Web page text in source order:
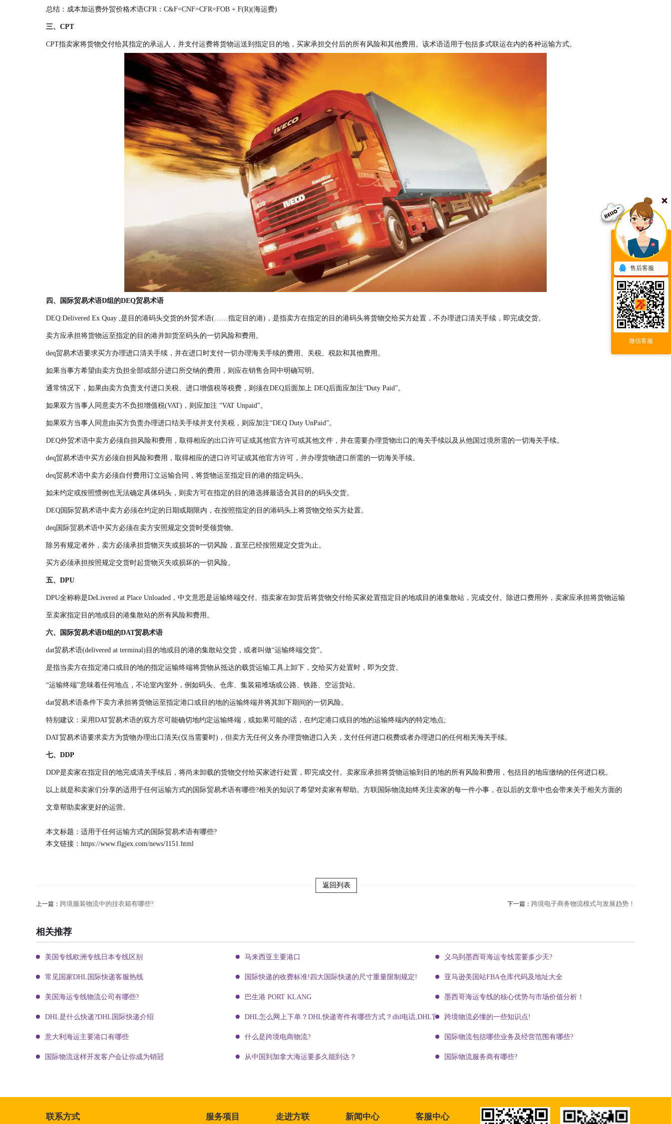
总结：成本加运费外贸价格术语CFR：C&F=CNF=CFR=FOB + F(R)(海运费)
三、CPT
CPT指卖家将货物交付给其指定的承运人，并支付运费将货物运送到指定目的地，买家承担交付后的所有风险和其他费用。该术语适用于包括多式联运在内的各种运输方式。
四、国际贸易术语D组的DEQ贸易术语
DEQ:Delivered Ex Quay ,是目的港码头交货的外贸术语(……指定目的港)，是指卖方在指定的目的港码头将货物交给买方处置，不办理进口清关手续，即完成交货。
卖方应承担将货物运至指定的目的港并卸货至码头的一切风险和费用。
deq贸易术语要求买方办理进口清关手续，并在进口时支付一切办理海关手续的费用、关税、税款和其他费用。
如果当事方希望由卖方负担全部或部分进口所交纳的费用，则应在销售合同中明确写明。
通常情况下，如果由卖方负责支付进口关税、进口增值税等税费，则须在DEQ后面加上 DEQ后面应加注“Duty Paid”。
如果双方当事人同意卖方不负担增值税(VAT)，则应加注 “VAT Unpaid”。
如果双方当事人同意由买方负责办理进口结关手续并支付关税，则应加注“DEQ Duty UnPaid”。
DEQ外贸术语中卖方必须自担风险和费用，取得相应的出口许可证或其他官方许可或其他文件，并在需要办理货物出口的海关手续以及从他国过境所需的一切海关手续。
deq贸易术语中买方必须自担风险和费用，取得相应的进口许可证或其他官方许可，并办理货物进口所需的一切海关手续。
deq贸易术语中卖方必须自付费用订立运输合同，将货物运至指定目的港的指定码头。
如未约定或按照惯例也无法确定具体码头，则卖方可在指定的目的港选择最适合其目的的码头交货。
DEQ国际贸易术语中卖方必须在约定的日期或期限内，在按照指定的目的港码头上将货物交给买方处置。
deq国际贸易术语中买方必须在卖方安照规定交货时受领货物。
除另有规定者外，卖方必须承担货物灭失或损坏的一切风险，直至已经按照规定交货为止。
买方必须承担按照规定交货时起货物灭失或损坏的一切风险。
五、DPU
DPU全称称是DeLivered at Place Unloaded，中文意思是运输终端交付。指卖家在卸货后将货物交付给买家处置指定目的地或目的港集散站，完成交付。除进口费用外，卖家应承担将货物运输
至卖家指定目的地或目的港集散站的所有风险和费用。
六、国际贸易术语D组的DAT贸易术语
dat贸易术语(delivered at terminal)目的地或目的港的集散站交货，或者叫做“运输终端交货”。
是指当卖方在指定港口或目的地的指定运输终端将货物从抵达的载货运输工具上卸下，交给买方处置时，即为交货。
“运输终端”意味着任何地点，不论室内室外，例如码头、仓库、集装箱堆场或公路、铁路、空运货站。
dat贸易术语条件下卖方承担将货物运至指定港口或目的地的运输终端并将其卸下期间的一切风险。
特别建议：采用DAT贸易术语的双方尽可能确切地约定运输终端，或如果可能的话，在约定港口或目的地的运输终端内的特定地点;
DAT贸易术语要求卖方为货物办理出口清关(仅当需要时)，但卖方无任何义务办理货物进口入关，支付任何进口税费或者办理进口的任何相关海关手续。
七、DDP
DDP是卖家在指定目的地完成清关手续后，将尚未卸载的货物交付给买家进行处置，即完成交付。卖家应承担将货物运输到目的地的所有风险和费用，包括目的地应缴纳的任何进口税。
以上就是和卖家们分享的适用于任何运输方式的国际贸易术语有哪些?相关的知识了希望对卖家有帮助。方联国际物流始终关注卖家的每一件小事，在以后的文章中也会带来关于相关方面的
文章帮助卖家更好的运营。
本文标题：适用于任何运输方式的国际贸易术语有哪些?
本文链接： https://www.flgjex.com/news/1151.html
返回列表
上一篇： 跨境服装物流中的挂衣箱有哪些? 下一篇： 跨境电子商务物流模式与发展趋势！
相关推荐
美国专线欧洲专线日本专线区别 马来西亚主要港口 义乌到墨西哥海运专线需要多少天?
常见国家DHL国际快递客服热线 国际快递的收费标准!四大国际快递的尺寸重量限制规定! 亚马逊美国站FBA仓库代码及地址大全
美国海运专线物流公司有哪些? 巴生港 PORT KLANG 墨西哥海运专线的核心优势与市场价值分析！
DHL是什么快递?DHL国际快递介绍 DHL怎么网上下单？DHL快递寄件有哪些方式？dhl电话,DHL官网跨境物流必懂的一些知识点!
意大利海运主要港口有哪些 什么是跨境电商物流? 国际物流包括哪些业务及经营范围有哪些?
国际物流这样开发客户会让你成为销冠 从中国到加拿大海运要多久能到达？ 国际物流服务商有哪些?
联系方式 服务项目 走进方联 新闻中心 客服中心
售后客服
微信客服